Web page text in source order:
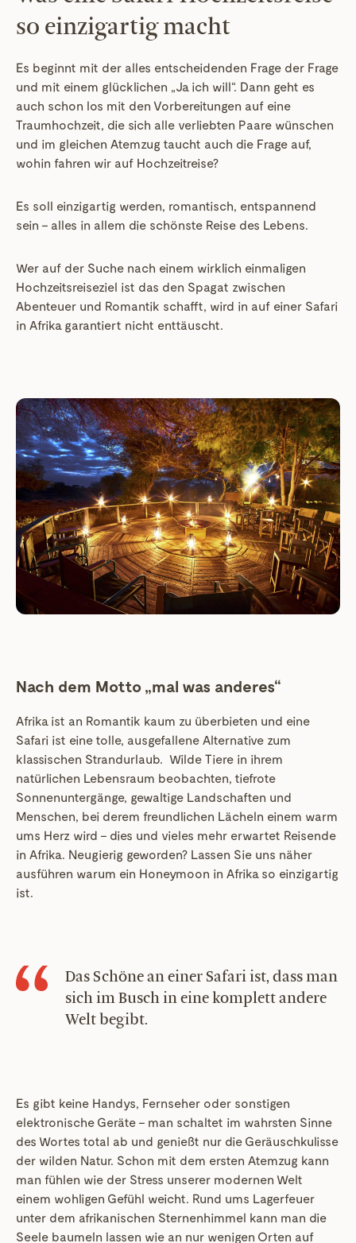
so einzigartig macht
Es beginnt mit der alles entscheidenden Frage der Frage
und mit einem glücklichen „Ja ich will“. Dann geht es
auch schon los mit den Vorbereitungen auf eine
Traumhochzeit, die sich alle verliebten Paare wünschen
und im gleichen Atemzug taucht auch die Frage auf,
wohin fahren wir auf Hochzeitreise?
Es soll einzigartig werden, romantisch, entspannend
sein – alles in allem die schönste Reise des Lebens.
Wer auf der Suche nach einem wirklich einmaligen
Hochzeitsreiseziel ist das den Spagat zwischen
Abenteuer und Romantik schafft, wird in auf einer Safari
in Afrika garantiert nicht enttäuscht.
Nach dem Motto „mal was anderes“
Afrika ist an Romantik kaum zu überbieten und eine
Safari ist eine tolle, ausgefallene Alternative zum
klassischen Strandurlaub. Wilde Tiere in ihrem
natürlichen Lebensraum beobachten, tiefrote
Sonnenuntergänge, gewaltige Landschaften und
Menschen, bei derem freundlichen Lächeln einem warm
ums Herz wird – dies und vieles mehr erwartet Reisende
in Afrika. Neugierig geworden? Lassen Sie uns näher
ausführen warum ein Honeymoon in Afrika so einzigartig
ist.
Das Schöne an einer Safari ist, dass man
sich im Busch in eine komplett andere
Welt begibt.
Es gibt keine Handys, Fernseher oder sonstigen
elektronische Geräte – man schaltet im wahrsten Sinne
des Wortes total ab und genießt nur die Geräuschkulisse
der wilden Natur. Schon mit dem ersten Atemzug kann
man fühlen wie der Stress unserer modernen Welt
einem wohligen Gefühl weicht. Rund ums Lagerfeuer
unter dem afrikanischen Sternenhimmel kann man die
Seele baumeln lassen wie an nur wenigen Orten auf